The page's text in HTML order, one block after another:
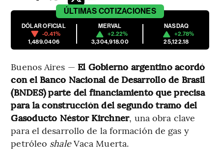
ÚLTIMAS COTIZACIONES
DÓLAR OFICIAL
-0.41%
1,489.0406
MERVAL
+2.22%
3,304,918.00
NASDAQ
+2.78%
25,122.18
Buenos Aires — El Gobierno argentino acordó
con el Banco Nacional de Desarrollo de Brasil
(BNDES) parte del financiamiento que precisa
para la construcción del segundo tramo del
Gasoducto Néstor Kirchner, una obra clave
para el desarrollo de la formación de gas y
petróleo shaleVaca Muerta.